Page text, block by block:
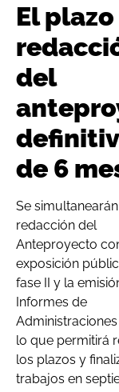
El
del
de 6
Se
redacción del
Anteproyecto
exposición
fase II y la
Informes de
lo que permitirá
los plazos y
trabajos en